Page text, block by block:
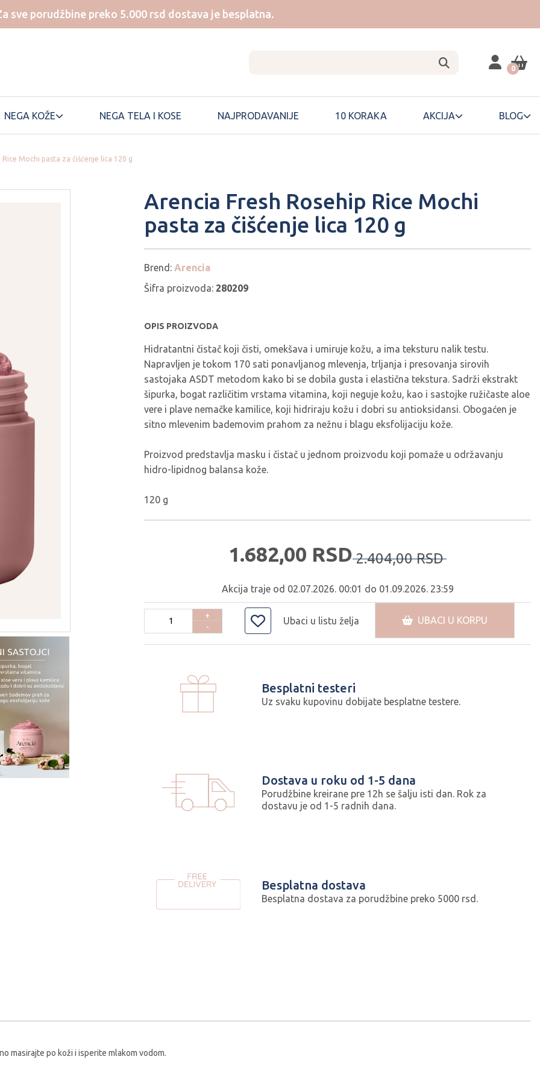
sve porudžbine preko 5.000 rsd dostava je besplatna.
0
NEGA KOŽE NEGA TELA I KOSE NAJPRODAVANIJE 10 KORAKA AKCIJA BLOG
Rice Mochi pasta za čišćenje lica 120 g
Arencia Fresh Rosehip Rice Mochi
pasta za čišćenje lica 120 g
Brend: Arencia
Šifra proizvoda: 280209
OPIS PROIZVODA
Hidratantni čistač koji čisti, omekšava i umiruje kožu, a ima teksturu nalik testu.
Napravljen je tokom 170 sati ponavljanog mlevenja, trljanja i presovanja sirovih
sastojaka ASDT metodom kako bi se dobila gusta i elastična tekstura. Sadrži ekstrakt
šipurka, bogat različitim vrstama vitamina, koji neguje kožu, kao i sastojke ružičaste aloe
vere i plave nemačke kamilice, koji hidriraju kožu i dobri su antioksidansi. Obogaćen je
sitno mlevenim bademovim prahom za nežnu i blagu eksfolijaciju kože.
Proizvod predstavlja masku i čistač u jednom proizvodu koji pomaže u održavanju
hidro-lipidnog balansa kože.
120 g
1.682,00 RSD 2.404,00 RSD
Akcija traje od 02.07.2026. 00:01 do 01.09.2026. 23:59
+
-
Ubaci u listu želja UBACI U KORPU
Besplatni testeri
Uz svaku kupovinu dobijate besplatne testere.
Dostava u roku od 1-5 dana
Porudžbine kreirane pre 12h se šalju isti dan. Rok za
dostavu je od 1-5 radnih dana.
Besplatna dostava
Besplatna dostava za porudžbine preko 5000 rsd.
masirajte po koži i isperite mlakom vodom.
SKINFOOD
SKINTEMPLE
EDITOR
THE LAB BY
BLANC DOUX
TOVEGAN
VT COSMETICS
YUNJAC
WELLAGE